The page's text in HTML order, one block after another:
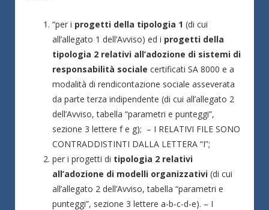
“per i progetti della tipologia 1 (di cui
all’allegato 1 dell’Avviso) ed i progetti della
tipologia 2 relativi all’adozione di sistemi di
responsabilità sociale certificati SA 8000 e a
modalità di rendicontazione sociale asseverata
da parte terza indipendente (di cui all’allegato 2
dell’Avviso, tabella “parametri e punteggi”,
sezione 3 lettere f e g); – I RELATIVI FILE SONO
CONTRADDISTINTI DALLA LETTERA “I”;
per i progetti di tipologia 2 relativi
all’adozione di modelli organizzativi (di cui
all’allegato 2 dell’Avviso, tabella “parametri e
punteggi”, sezione 3 lettere a-b-c-d-e). – I